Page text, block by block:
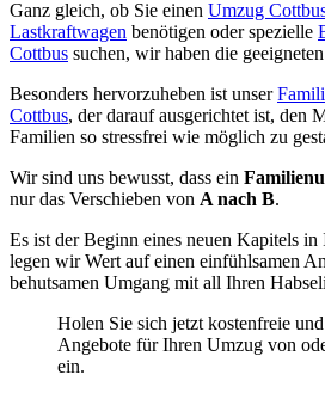
Ganz gleich, ob Sie einen Umzug
Lastkraftwagen benötigen oder spezielle
Cottbus suchen, wir haben die
Besonders hervorzuheben ist unser
Cottbus, der darauf ausgerichtet ist, den
Familien so stressfrei wie möglich zu
Wir sind uns bewusst, dass ein
nur das Verschieben von A nach B.
Es ist der Beginn eines neuen Kapitels
legen wir Wert auf einen einfühlsamen
behutsamen Umgang mit all Ihren
Holen Sie sich jetzt kostenfreie
Angebote für Ihren Umzug von
ein.